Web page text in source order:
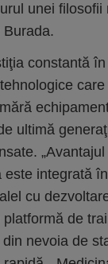
unei
Burada.
constantă
ultimă
integrată
cu
de
nevoia de